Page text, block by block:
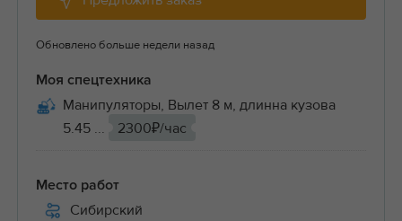
Обновлено больше недели назад
Моя спецтехника
Манипуляторы, Вылет 8 м, длинна кузова
5.45 ...
2300₽/час
Место работ
Сибирский